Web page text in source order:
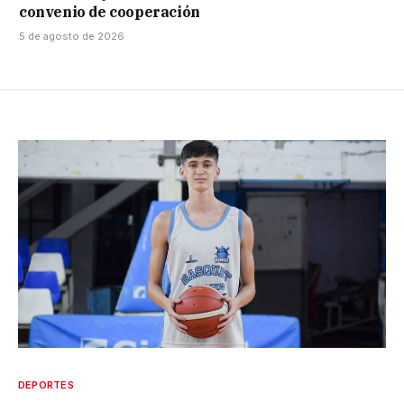
convenio de cooperación
5 de agosto de 2026
DEPORTES